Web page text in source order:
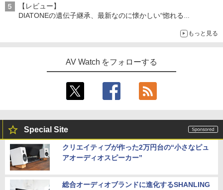
【レビュー】
DIATONEの遺伝子継承、最新なのに懐かしい“惚れる
もっと見る
AV Watch をフォローする
Special Site
クリエイティブが作った2万円台の“小さなピュ
アオーディオスピーカー”
総合オーディオブランドに進化するSHANLING